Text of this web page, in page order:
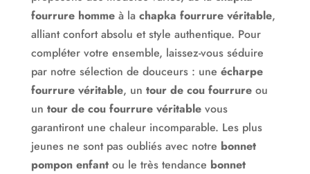
Ainsi que d’autres collections originales et modernes
: Connectic mode, Love mode, Animal mode, Autour
du monde, Créatif extrême…
Chez Hat-mode nous privilégions autant que possible
les tailles uniques ou ajustables mais si besoin est,
vous trouverez sur notre site un guide des tailles pour
vous aider à calculer très facilement votre tour de
tête.
fourrure hommeà la chapka fourrure véritable,
alliant confort absolu et style authentique. Pour
compléter votre ensemble, laissez-vous séduire
par notre sélection de douceurs : une écharpe
fourrure véritable, un tour de cou fourrureou
un tour de cou fourrure véritablevous
garantiront une chaleur incomparable. Les plus
jeunes ne sont pas oubliés avec notre bonnet
pompon enfantou le très tendance bonnet